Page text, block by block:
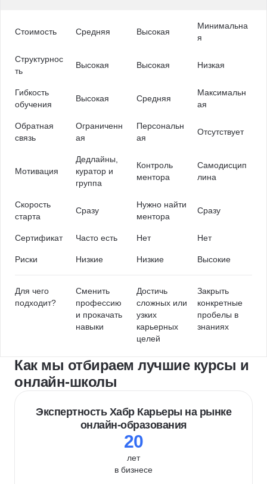
Стоимость Средняя Высокая
Минимальна
я
Структурнос
ть
Высокая Высокая Низкая
Гибкость
обучения
Высокая Средняя
Максимальн
ая
Обратная
связь
Ограниченн
ая
Персональн
ая
Отсутствует
Мотивация
Дедлайны,
куратор и
группа
Контроль
ментора
Самодисцип
лина
Скорость
старта
Сразу
Нужно найти
ментора
Сразу
Сертификат Часто есть Нет Нет
Риски Низкие Низкие Высокие
Для чего
подходит?
Сменить
профессию
и прокачать
навыки
Достичь
сложных или
узких
карьерных
целей
Закрыть
конкретные
пробелы в
знаниях
Как мы отбираем лучшие курсы и
онлайн-школы
Экспертность Хабр Карьеры на рынке
онлайн-образования
20
лет
в бизнесе